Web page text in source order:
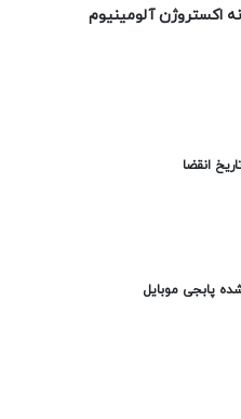
اکستروژن آلومینیوم
انقضا
پابجی موبایل